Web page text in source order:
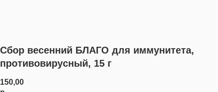
Сбор весенний БЛАГО для иммунитета,
противовирусный, 15 г
150,00